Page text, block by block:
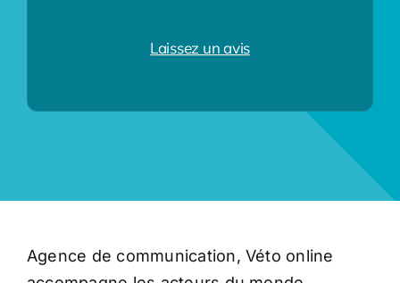
Laissez un avis
Agence de communication, Véto online